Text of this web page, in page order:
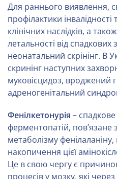
Для раннього виявлення,
профілактики
клінічних наслідків, а
летальності від
неонатальний скрінінг. В
скринінг наступних
муковісцидоз, вроджений
адреногенітальний
Фенілкетонурія –
ферментопатій,
метаболізму
накопичення цієї
Це в свою чергу є
процесів у мозку, які через